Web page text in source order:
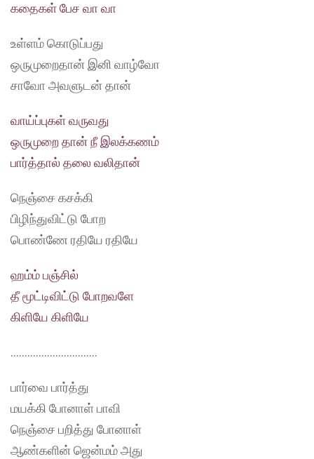
கதைகள் பேச வா வா
உள்ளம் கொடுப்பது
ஒருமுறைதான் இனி வாழ்வோ
சாவோ அவளுடன் தான்
வாய்ப்புகள் வருவது
ஒருமுறை தான் நீ இலக்கணம்
பார்த்தால் தலை வலிதான்
நெஞ்சை கசக்கி
பிழிந்துவிட்டு போற
பொண்ணே ரதியே ரதியே
ஹம்ம் பஞ்சில்
தீ மூட்டிவிட்டு போறவளே
கிளியே கிளியே
………………………….
பார்வை பார்த்து
மயக்கி போனாள் பாவி
நெஞ்சை பறித்து போனாள்
ஆண்களின் ஜென்மம் அது